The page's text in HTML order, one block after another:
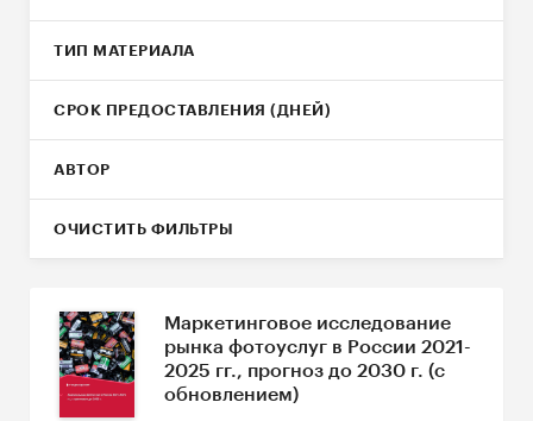
ТИП МАТЕРИАЛА
СРОК ПРЕДОСТАВЛЕНИЯ (ДНЕЙ)
АВТОР
ОЧИСТИТЬ ФИЛЬТРЫ
Маркетинговое исследование
рынка фотоуслуг в России 2021-
2025 гг., прогноз до 2030 г. (с
обновлением)